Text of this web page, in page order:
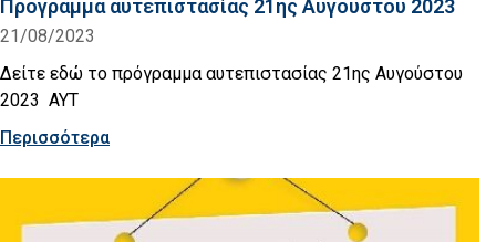
Πρόγραμμα αυτεπιστασίας 21ης Αυγούστου 2023
21/08/2023
Δείτε εδώ το πρόγραμμα αυτεπιστασίας 21ης Αυγούστου
2023 AYT
Περισσότερα